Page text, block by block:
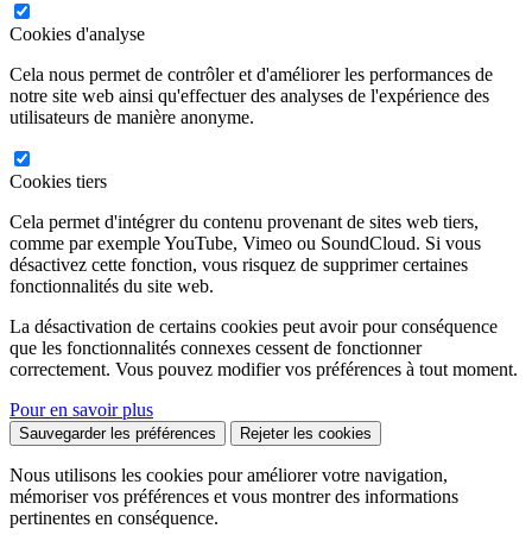
Cookies d'analyse
Cela nous permet de contrôler et d'améliorer les performances de
notre site web ainsi qu'effectuer des analyses de l'expérience des
utilisateurs de manière anonyme.
Cookies tiers
Cela permet d'intégrer du contenu provenant de sites web tiers,
comme par exemple YouTube, Vimeo ou SoundCloud. Si vous
désactivez cette fonction, vous risquez de supprimer certaines
fonctionnalités du site web.
La désactivation de certains cookies peut avoir pour conséquence
que les fonctionnalités connexes cessent de fonctionner
correctement. Vous pouvez modifier vos préférences à tout moment.
Pour en savoir plus
Sauvegarder les préférences Rejeter les cookies
Nous utilisons les cookies pour améliorer votre navigation,
mémoriser vos préférences et vous montrer des informations
pertinentes en conséquence.